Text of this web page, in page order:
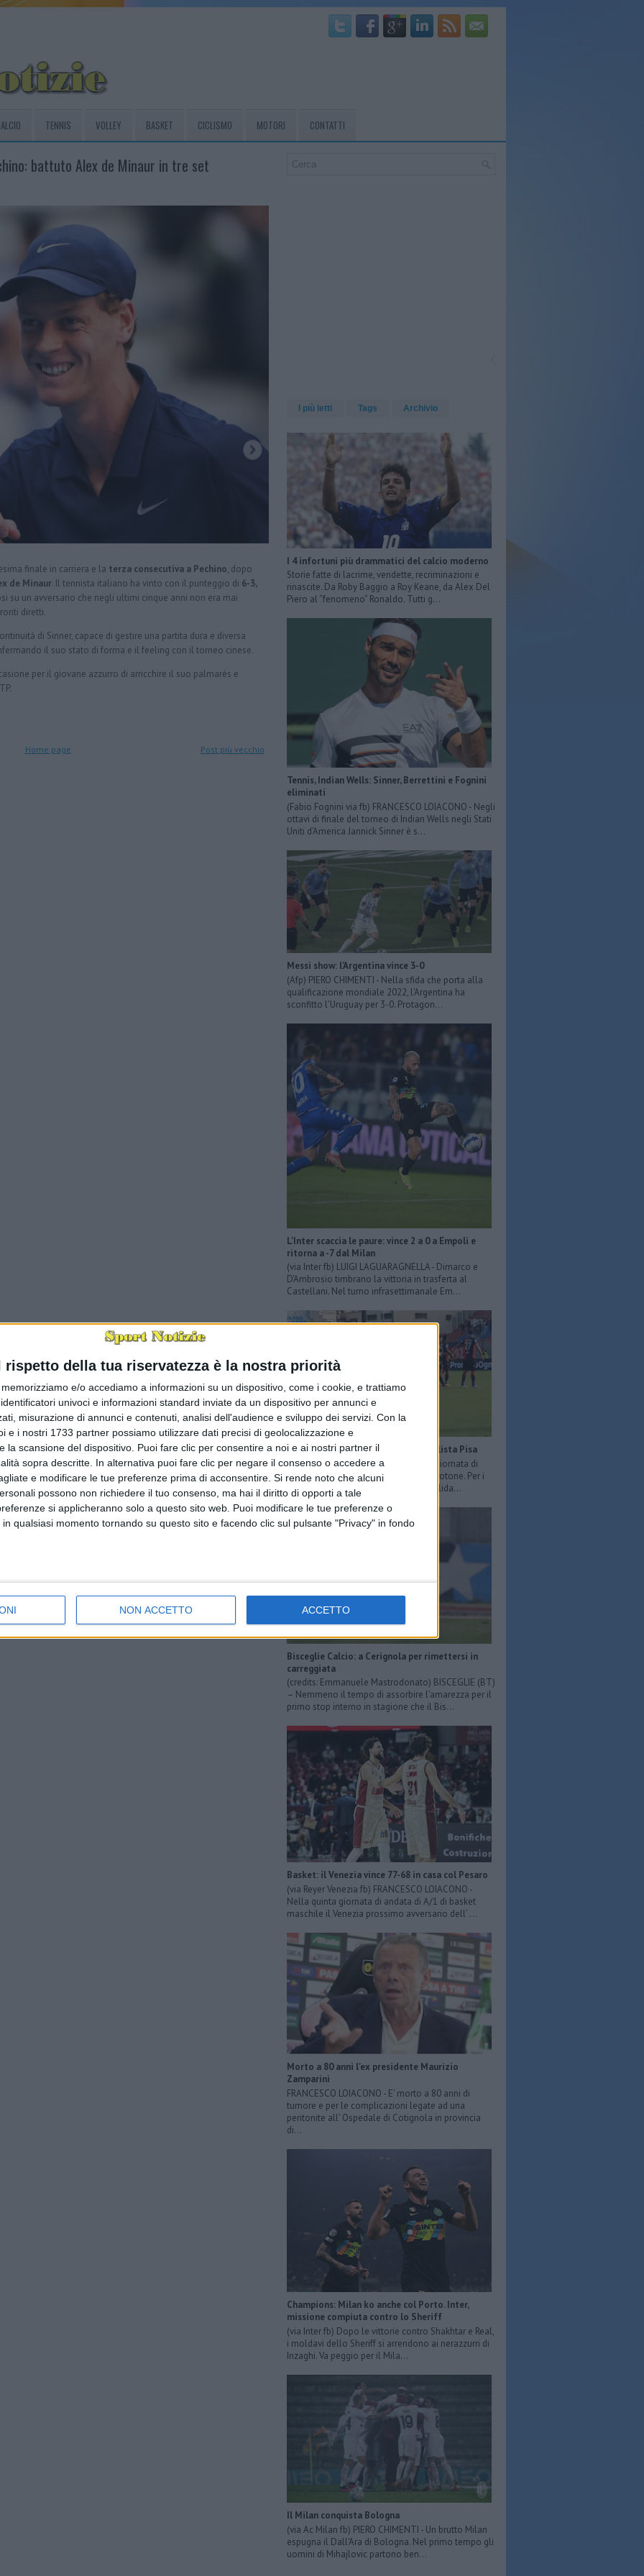
rispetto della tua riservatezza è la nostra priorità
memorizziamo e/o accediamo a informazioni su un dispositivo, come i cookie, e trattiamo
univoci e informazioni standard inviate da un dispositivo per annunci e
misurazione di annunci e contenuti, analisi dell'audience e sviluppo dei servizi. Con la
e i nostri 1733 partner possiamo utilizzare dati precisi di geolocalizzazione e
la scansione del dispositivo. Puoi fare clic per consentire a noi e ai nostri partner il
sopra descritte. In alternativa puoi fare clic per negare il consenso o accedere a
e modificare le tue preferenze prima di acconsentire. Si rende noto che alcuni
possono non richiedere il tuo consenso, ma hai il diritto di opporti a tale
si applicheranno solo a questo sito web. Puoi modificare le tue preferenze o
qualsiasi momento tornando su questo sito e facendo clic sul pulsante "Privacy" in fondo
NON ACCETTO ACCETTO
TENNIS VOLLEY BASKET CICLISMO MOTORI CONTATTI
battuto Alex de Minaur in tre set
finale in carriera e la terza consecutiva a Pechino, dopo
de Minaur. Il tennista italiano ha vinto con il punteggio di 6-3,
su un avversario che negli ultimi cinque anni non era mai
diretti.
di Sinner, capace di gestire una partita dura e diversa
il suo stato di forma e il feeling con il torneo cinese.
per il giovane azzurro di arricchire il suo palmarès e
Post più vecchio
Home page
I più letti Tags Archivio
I 4 infortuni più drammatici del calcio moderno
Storie fatte di lacrime, vendette, recriminazioni e
rinascite. Da Roby Baggio a Roy Keane, da Alex Del
Piero al “fenomeno” Ronaldo. Tutti g...
Tennis, Indian Wells: Sinner, Berrettini e Fognini
eliminati
(Fabio Fognini via fb) FRANCESCO LOIACONO - Negli
ottavi di finale del torneo di Indian Wells negli Stati
Uniti d’America Jannick Sinner è s...
Messi show: l'Argentina vince 3-0
(Afp) PIERO CHIMENTI - Nella sfida che porta alla
qualificazione mondiale 2022, l'Argentina ha
sconfitto l'Uruguay per 3-0. Protagon...
L'Inter scaccia le paure: vince 2 a 0 a Empoli e
ritorna a -7 dal Milan
(via Inter fb) LUIGI LAGUARAGNELLA - Dimarco e
D'Ambrosio timbrano la vittoria in trasferta al
Castellani. Nel turno infrasettimanale Em...
Calcio, Serie B: sconfitta per la capolista Pisa
FRANCESCO LOIACONO - Nell’ottava giornata di
andata di Serie B il Pisa perde 2-1 a Crotone. Per i
toscani è la prima sconfitta ma consolida...
Bisceglie Calcio: a Cerignola per rimettersi in
carreggiata
(credits: Emmanuele Mastrodonato) BISCEGLIE (BT)
– Nemmeno il tempo di assorbire l’amarezza per il
primo stop interno in stagione che il Bis...
Basket: il Venezia vince 77-68 in casa col Pesaro
(via Reyer Venezia fb) FRANCESCO LOIACONO -
Nella quinta giornata di andata di A/1 di basket
maschile il Venezia prossimo avversario dell’ ...
Morto a 80 anni l'ex presidente Maurizio
Zamparini
FRANCESCO LOIACONO - E’ morto a 80 anni di
tumore e per le complicazioni legate ad una
peritonite all’ Ospedale di Cotignola in provincia
di...
Champions: Milan ko anche col Porto. Inter,
missione compiuta contro lo Sheriff
(via Inter fb) Dopo le vittorie contro Shakhtar e Real,
i moldavi dello Sheriff si arrendono ai nerazzurri di
Inzaghi. Va peggio per il Mila...
Il Milan conquista Bologna
(via Ac Milan fb) PIERO CHIMENTI - Un brutto Milan
espugna il Dall'Ara di Bologna. Nel primo tempo gli
uomini di Mihajlovic partono ben...